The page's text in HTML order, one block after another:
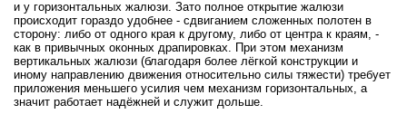
и у горизонтальных жалюзи. Зато полное открытие жалюзи
происходит гораздо удобнее - сдвиганием сложенных полотен в
сторону: либо от одного края к другому, либо от центра к краям, -
как в привычных оконных драпировках. При этом механизм
вертикальных жалюзи (благодаря более лёгкой конструкции и
иному направлению движения относительно силы тяжести) требует
приложения меньшего усилия чем механизм горизонтальных, а
значит работает надёжней и служит дольше.